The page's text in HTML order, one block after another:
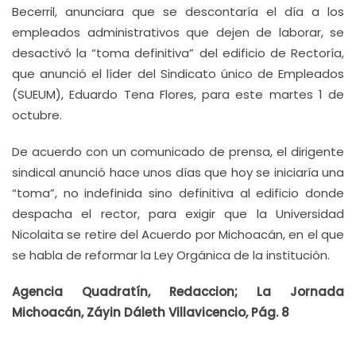
Becerril, anunciara que se descontaría el día a los
empleados administrativos que dejen de laborar, se
desactivó la “toma definitiva” del edificio de Rectoría,
que anunció el líder del Sindicato único de Empleados
(SUEUM), Eduardo Tena Flores, para este martes 1 de
octubre.
De acuerdo con un comunicado de prensa, el dirigente
sindical anunció hace unos días que hoy se iniciaría una
“toma”, no indefinida sino definitiva al edificio donde
despacha el rector, para exigir que la Universidad
Nicolaita se retire del Acuerdo por Michoacán, en el que
se habla de reformar la Ley Orgánica de la institución.
Agencia Quadratín, Redaccion; La Jornada
Michoacán, Záyin Dáleth Villavicencio, Pág. 8